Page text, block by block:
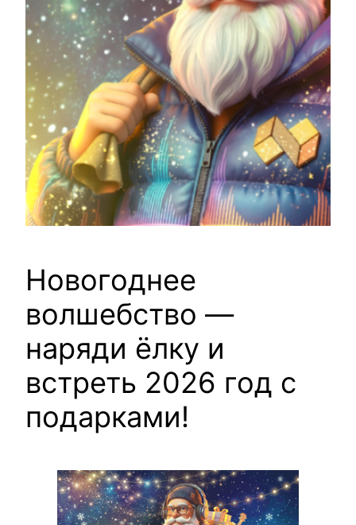
Новогоднее
волшебство —
наряди ёлку и
встреть 2026 год с
подарками!